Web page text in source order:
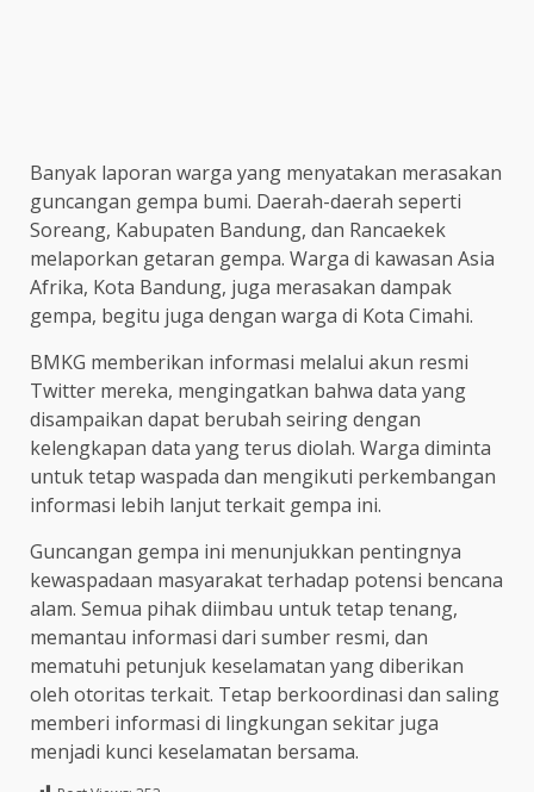
Banyak laporan warga yang menyatakan merasakan
guncangan gempa bumi. Daerah-daerah seperti
Soreang, Kabupaten Bandung, dan Rancaekek
melaporkan getaran gempa. Warga di kawasan Asia
Afrika, Kota Bandung, juga merasakan dampak
gempa, begitu juga dengan warga di Kota Cimahi.
BMKG memberikan informasi melalui akun resmi
Twitter mereka, mengingatkan bahwa data yang
disampaikan dapat berubah seiring dengan
kelengkapan data yang terus diolah. Warga diminta
untuk tetap waspada dan mengikuti perkembangan
informasi lebih lanjut terkait gempa ini.
Guncangan gempa ini menunjukkan pentingnya
kewaspadaan masyarakat terhadap potensi bencana
alam. Semua pihak diimbau untuk tetap tenang,
memantau informasi dari sumber resmi, dan
mematuhi petunjuk keselamatan yang diberikan
oleh otoritas terkait. Tetap berkoordinasi dan saling
memberi informasi di lingkungan sekitar juga
menjadi kunci keselamatan bersama.